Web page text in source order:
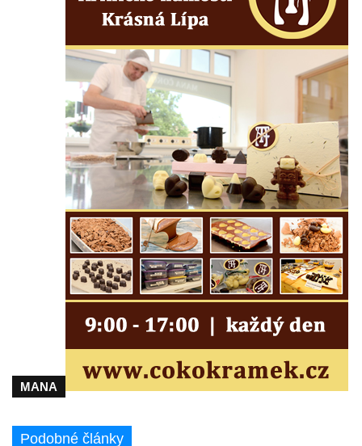
Základní škole Tyršova v Rumburku
vzpoury v Rumburku
Pamětní deska obětem holokaustu u
židovského hřbitova v Kovanicích
Pamětní deska legionářům na Obecním
úřadě v Kovanicích
Pomník obětem 1. světové války v
Kovanicích
Pomník obětem válek v Kněževsi
Pamětní deska Rudé armádě na radnici v
Trutnově
Pomník obětem koncentračního tábora na
hřbitově v Rychnově u Jablonce nad Nisou
koncentračního tábora v Tovární ulici v
Rychnově u Jablonce nad Nisou
u Pěnčína
MANA
Podobné články